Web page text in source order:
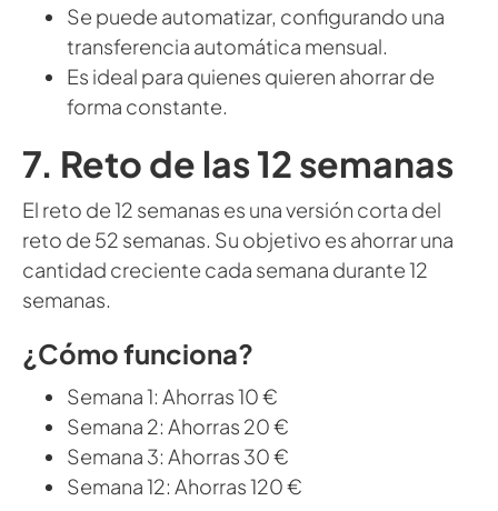
Se puede automatizar, configurando una
transferencia automática mensual.
Es ideal para quienes quieren ahorrar de
forma constante.
7. Reto de las 12 semanas
El reto de 12 semanas es una versión corta del
reto de 52 semanas. Su objetivo es ahorrar una
cantidad creciente cada semana durante 12
semanas.
¿Cómo funciona?
Semana 1: Ahorras 10 €
Semana 2: Ahorras 20 €
Semana 3: Ahorras 30 €
Semana 12: Ahorras 120 €